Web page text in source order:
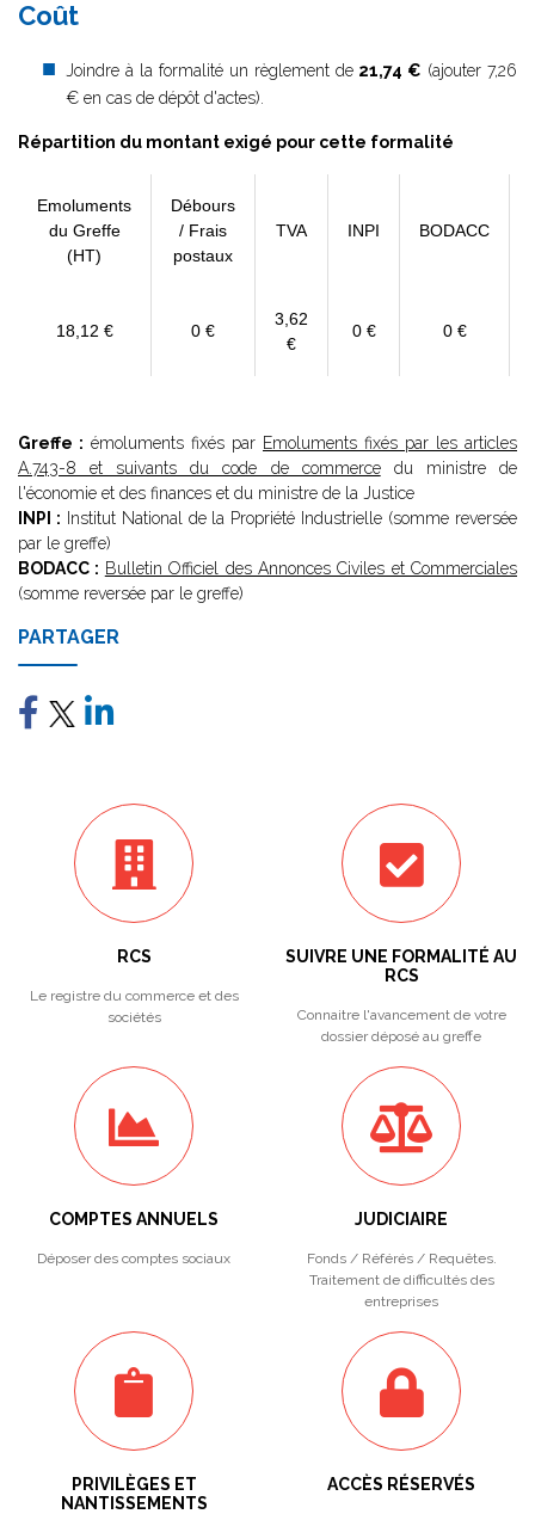
Coût
Joindre à la formalité un règlement de 21,74 € (ajouter 7,26
€ en cas de dépôt d'actes).
Répartition du montant exigé pour cette formalité
Emoluments
du Greffe
(HT)
Débours
/ Frais
postaux
TVA INPI BODACC
18,12 € 0 €
3,62
€
0 € 0 €
Greffe : émoluments fixés par Emoluments fixés par les articles
A.743-8 et suivants du code de commercedu ministre de
l'économie et des finances et du ministre de la Justice
INPI : Institut National de la Propriété Industrielle (somme reversée
par le greffe)
BODACC : Bulletin Officiel des Annonces Civiles et Commerciales
(somme reversée par le greffe)
PARTAGER
RCS
Le registre du commerce et des
sociétés
SUIVRE UNE FORMALITÉ AU
RCS
Connaitre l'avancement de votre
dossier déposé au greffe
COMPTES ANNUELS
Déposer des comptes sociaux
JUDICIAIRE
Fonds / Référés / Requêtes.
Traitement de difficultés des
entreprises
PRIVILÈGES ET
NANTISSEMENTS
ACCÈS RÉSERVÉS